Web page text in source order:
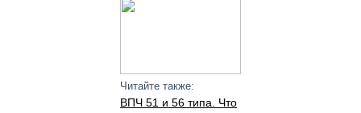
Читайте также:
ВПЧ 51 и 56 типа. Что